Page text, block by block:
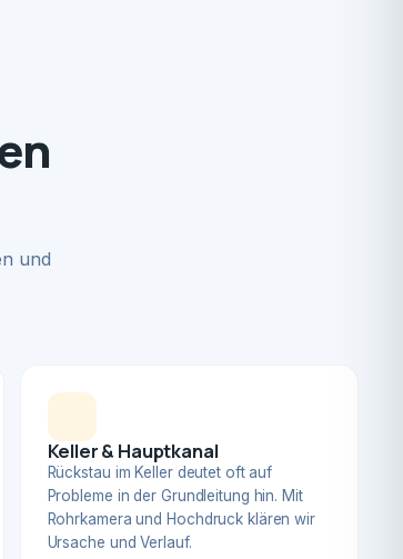
und
Keller & Hauptkanal
Rückstau im Keller deutet oft auf
Probleme in der Grundleitung hin. Mit
Rohrkamera und Hochdruck klären wir
Ursache und Verlauf.